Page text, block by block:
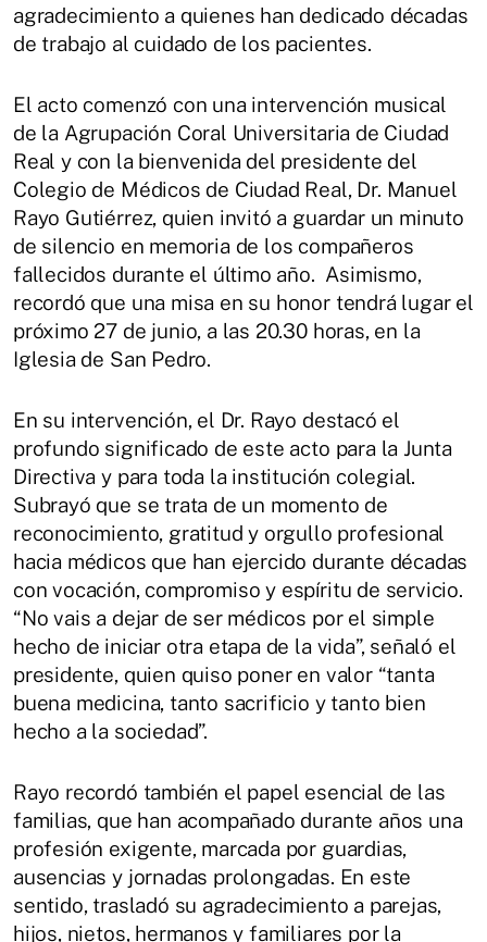
agradecimiento a quienes han dedicado décadas
de trabajo al cuidado de los pacientes.
El acto comenzó con una intervención musical
de la Agrupación Coral Universitaria de Ciudad
Real y con la bienvenida del presidente del
Colegio de Médicos de Ciudad Real, Dr. Manuel
Rayo Gutiérrez, quien invitó a guardar un minuto
de silencio en memoria de los compañeros
fallecidos durante el último año. Asimismo,
recordó que una misa en su honor tendrá lugar el
próximo 27 de junio, a las 20.30 horas, en la
Iglesia de San Pedro.
En su intervención, el Dr. Rayo destacó el
profundo significado de este acto para la Junta
Directiva y para toda la institución colegial.
Subrayó que se trata de un momento de
reconocimiento, gratitud y orgullo profesional
hacia médicos que han ejercido durante décadas
con vocación, compromiso y espíritu de servicio.
“No vais a dejar de ser médicos por el simple
hecho de iniciar otra etapa de la vida”, señaló el
presidente, quien quiso poner en valor “tanta
buena medicina, tanto sacrificio y tanto bien
hecho a la sociedad”.
Rayo recordó también el papel esencial de las
familias, que han acompañado durante años una
profesión exigente, marcada por guardias,
ausencias y jornadas prolongadas. En este
sentido, trasladó su agradecimiento a parejas,
hijos, nietos, hermanos y familiares por la